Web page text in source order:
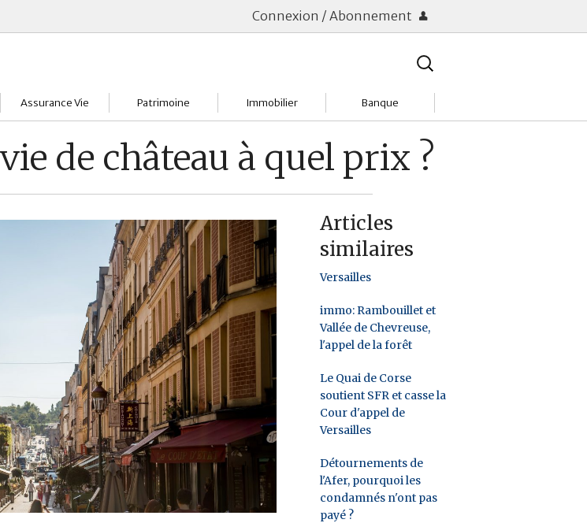
Connexion / Abonnement
Rechercher
Assurance Vie
Assureurs
Choisir
Patrimoine
Bilan Patrimoine
Conseil Gestion
Retraite
Transmission
Immobilier
Acheter
Location
Tendances
Banque
Changer de banque
Comptes & Livrets
Frais bancaires
Placements & banques
Réclamations
de château à quel prix ?
Articles
similaires
Versailles
immo: Rambouillet et
Vallée de Chevreuse,
l'appel de la forêt
Le Quai de Corse
soutient SFR et casse la
Cour d'appel de
Versailles
Détournements de
l'Afer, pourquoi les
condamnés n'ont pas
payé ?